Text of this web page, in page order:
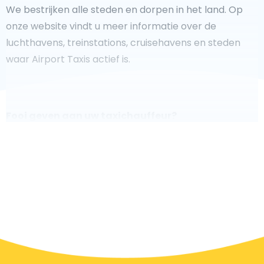
We bestrijken alle steden en dorpen in het land. Op
onze website vindt u meer informatie over de
luchthavens, treinstations, cruisehavens en steden
waar Airport Taxis actief is.
mogelijk heeft gemaakt, dan bent u van harte welkom
om een fooi te geven.